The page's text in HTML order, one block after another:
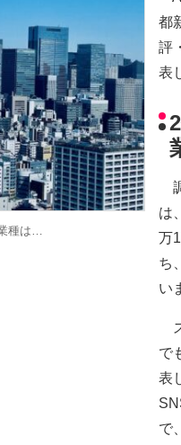
種は…
都
評
表
は
万
ち
い
で
表
で